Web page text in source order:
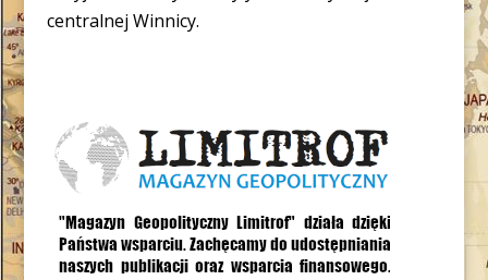
centralnej Winnicy.